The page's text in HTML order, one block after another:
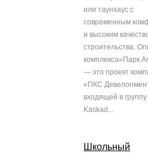
или таунхаус с
современным
и высоким
строительства.
комплекса«Парк
— это проект
«ПКС
входящей в группу
Kaskad...
Школьный